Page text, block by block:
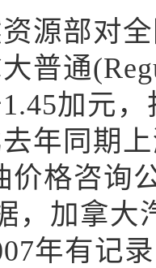
部对全
普通
加元
年同期
价格咨询
，加拿大
年有记